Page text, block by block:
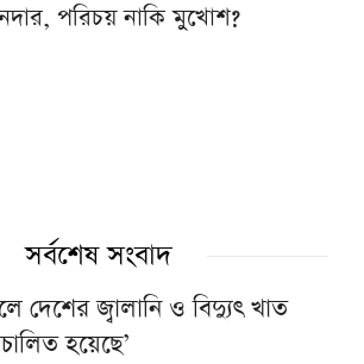
পরিচয় নাকি মুখোশ?
সর্বশেষ সংবাদ
দেশের জ্বালানি ও বিদ্যুৎ খাত
হয়েছে’